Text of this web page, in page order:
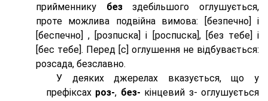
прийменнику безздебільшого оглушується,
проте можлива подвійна вимова: [безпeчно] і
[беспeчно] , [розпuска] і [роспuска], [без тeбе] і
[бес тeбе]. Перед [с] оглушення не відбувається:
розсада, безславно.
У деяких джерелах вказується, що у
префіксах роз-, без- кінцевий з- оглушується